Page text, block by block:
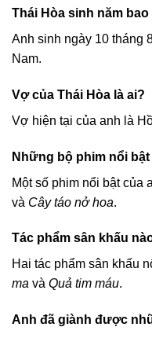
Thái Hòa sinh năm
Anh sinh ngày 10 tháng
Nam.
Vợ của Thái Hòa là ai?
Vợ hiện tại của anh là
Những bộ phim nổi
Một số phim nổi bật của
và Cây táo nở hoa.
Tác phẩm sân khấu
Hai tác phẩm sân khấu
ma và Quả tim máu.
Anh đã giành được